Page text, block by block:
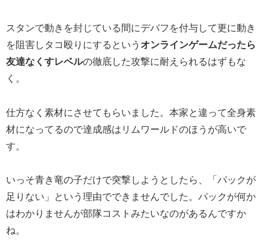
スタンで動きを封じている間にデバフを付与して更に動き
を阻害しタコ殴りにするという オンラインゲームだったら
友達なくすレベルの徹底した攻撃に耐えられるはずもな
く。
仕方なく素材にさせてもらいました。本家と違って全身素
材になってるので達成感はリムワールドのほうが高いで
す。
いっそ青き竜の子だけで突撃しようとしたら、「パックが
足りない」という理由でできませんでした。パックが何か
はわかりませんが部隊コストみたいなのがあるんですか
ね。